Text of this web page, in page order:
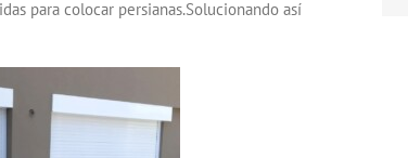
para colocar persianas.Solucionando así